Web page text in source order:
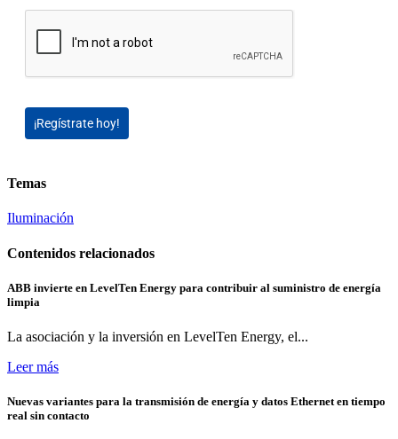
¡Regístrate hoy!
Temas
Iluminación
Contenidos relacionados
ABB invierte en LevelTen Energy para contribuir al suministro de energía
limpia
La asociación y la inversión en LevelTen Energy, el...
Leer más
Nuevas variantes para la transmisión de energía y datos Ethernet en tiempo
real sin contacto